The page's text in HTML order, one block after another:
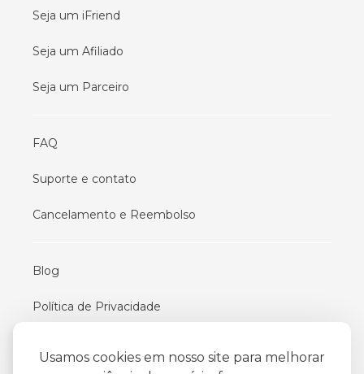
Usamos cookies em nosso site para melhorar
Seja um iFriend
Seja um Afiliado
Seja um Parceiro
FAQ
Suporte e contato
Cancelamento e Reembolso
Blog
Política de Privacidade